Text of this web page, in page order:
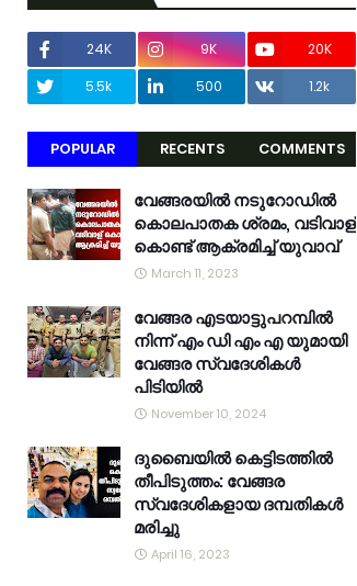
24K 9K
20K
5.5k
500 1.2k
POPULAR RECENTS COMMENTS
വേങ്ങരയിൽ നടുറോഡിൽ
കൊലപാതക ശ്രമം, വടിവാള്
കൊണ്ട് ആക്രമിച്ച് യുവാവ്
March 11, 2023
വേങ്ങര എടയാട്ടുപറമ്പിൽ
നിന്ന് എം ഡി എം എ യുമായി
വേങ്ങര സ്വദേശികൾ
പിടിയിൽ
November 10, 2024
ദുബൈയിൽ കെട്ടിടത്തിൽ
തീപിടുത്തം: വേങ്ങര
സ്വദേശികളായ ദമ്പതികൾ
മരിച്ചു
April 16, 2023